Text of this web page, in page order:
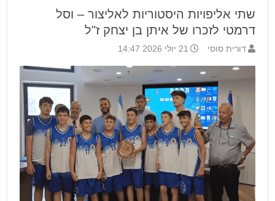
שתי אליפויות היסטוריות לאליצור – וסל
דרמטי לזכרו של איתן בן יצחק ז"ל
דורית סוסי 21 יולי 2026 14:47